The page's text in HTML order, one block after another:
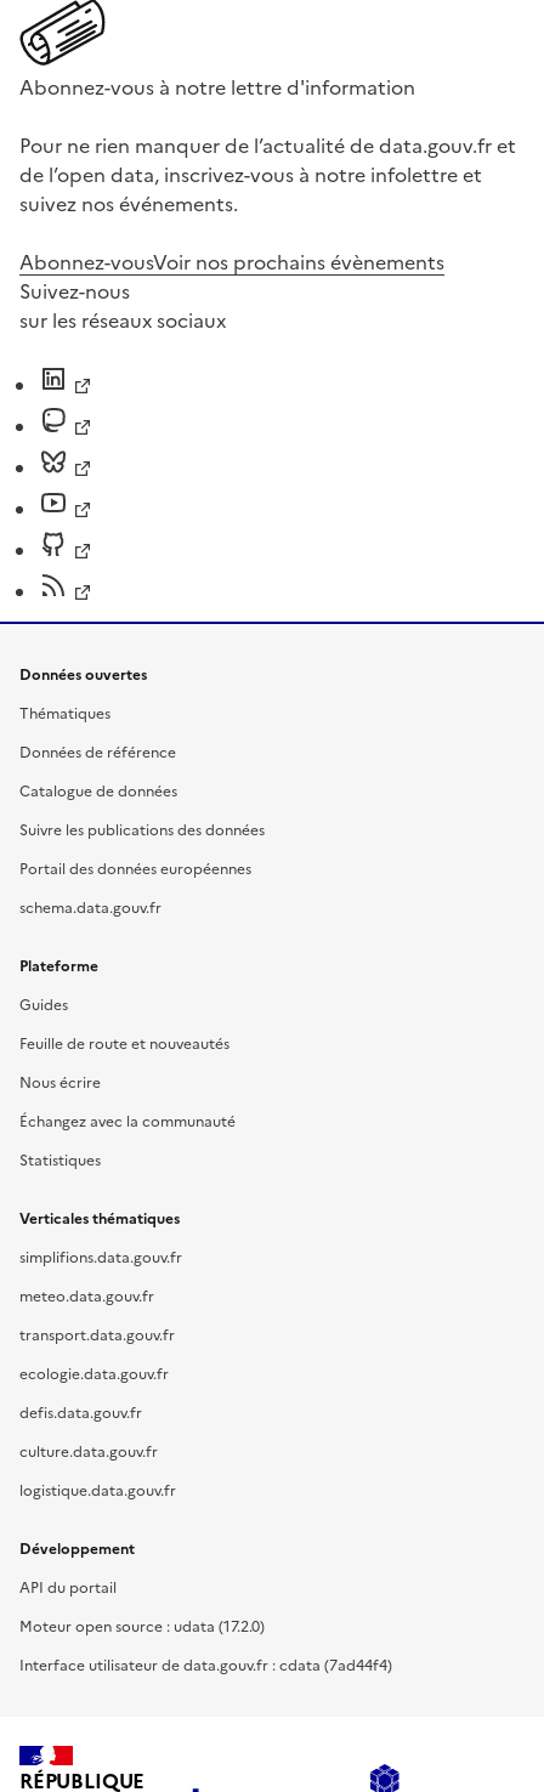
Abonnez-vous à notre lettre d'information
Pour ne rien manquer de l’actualité de data.gouv.fr et
de l’open data, inscrivez-vous à notre infolettre et
suivez nos événements.
Abonnez-vousVoir nos prochains évènements
Suivez-nous
sur les réseaux sociaux
Données ouvertes
Thématiques
Données de référence
Catalogue de données
Suivre les publications des données
Portail des données européennes
schema.data.gouv.fr
Plateforme
Guides
Feuille de route et nouveautés
Nous écrire
Échangez avec la communauté
Statistiques
Verticales thématiques
simplifions.data.gouv.fr
meteo.data.gouv.fr
transport.data.gouv.fr
ecologie.data.gouv.fr
defis.data.gouv.fr
culture.data.gouv.fr
logistique.data.gouv.fr
Développement
API du portail
Moteur open source : udata (17.2.0)
Interface utilisateur de data.gouv.fr : cdata (7ad44f4)
RÉPUBLIQUE